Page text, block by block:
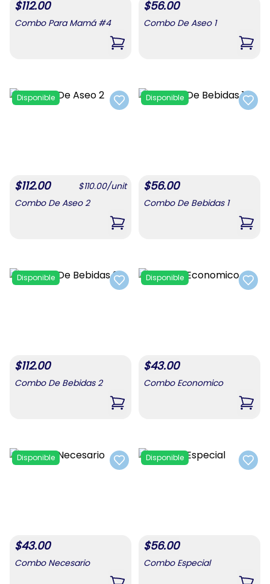
$112.00
Combo Para Mamá #4
,Combo Para Mamá #4
$56.00
Combo De Aseo 1
,
Add to favorites
Disponible
$112.00 $110.00/unit
Combo De Aseo 2
,Combo De Aseo 2
Add
Disponible
$56.00
Combo De Bebidas 1
,
Add to favorites
Disponible
$112.00
Combo De Bebidas 2
,Combo De Bebidas 2
Add
Disponible
$43.00
Combo Economico
,
Add to favorites
Disponible
$43.00
Combo Necesario
Add
Disponible
$56.00
Combo Especial